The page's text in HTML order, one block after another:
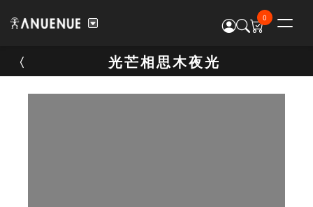
0
光芒相思木夜光
光芒相思木夜光